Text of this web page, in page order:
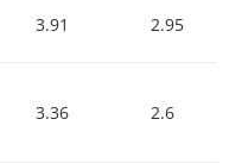
3.91 2.95
3.36 2.6